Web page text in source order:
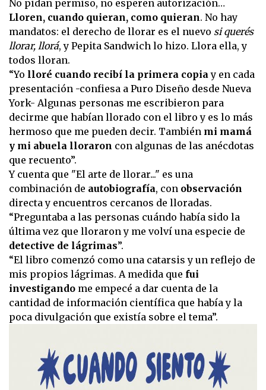
No pidan permiso, no esperen autorización…
Lloren, cuando quieran, como quieran. No hay
mandatos: el derecho de llorar es el nuevo si querés
llorar, llorá, y Pepita Sandwich lo hizo. Llora ella, y
todos lloran.
“Yo lloré cuando recibí la primera copiay en cada
presentación -confiesa a Puro Diseño desde Nueva
York- Algunas personas me escribieron para
decirme que habían llorado con el libro y es lo más
hermoso que me pueden decir. También mi mamá
y mi abuela lloraron con algunas de las anécdotas
que recuento”.
Y cuenta que "El arte de llorar..." es una
combinación de autobiografía, con observación
directa y encuentros cercanos de lloradas.
“Preguntaba a las personas cuándo había sido la
última vez que lloraron y me volví una especie de
detective de lágrimas”.
“El libro comenzó como una catarsis y un reflejo de
mis propios lágrimas. A medida que fui
investigando me empecé a dar cuenta de la
cantidad de información científica que había y la
poca divulgación que existía sobre el tema”.